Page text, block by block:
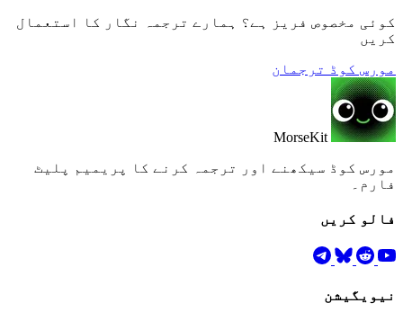
کوئی مخصوص فریز ہے؟ ہمارے ترجمہ نگار کا استعمال
کریں
مورس کوڈ ترجمان
MorseKit
مورس کوڈ سیکھنے اور ترجمہ کرنے کا پریمیم پلیٹ
فارم۔
فالو کریں
نیویگیشن